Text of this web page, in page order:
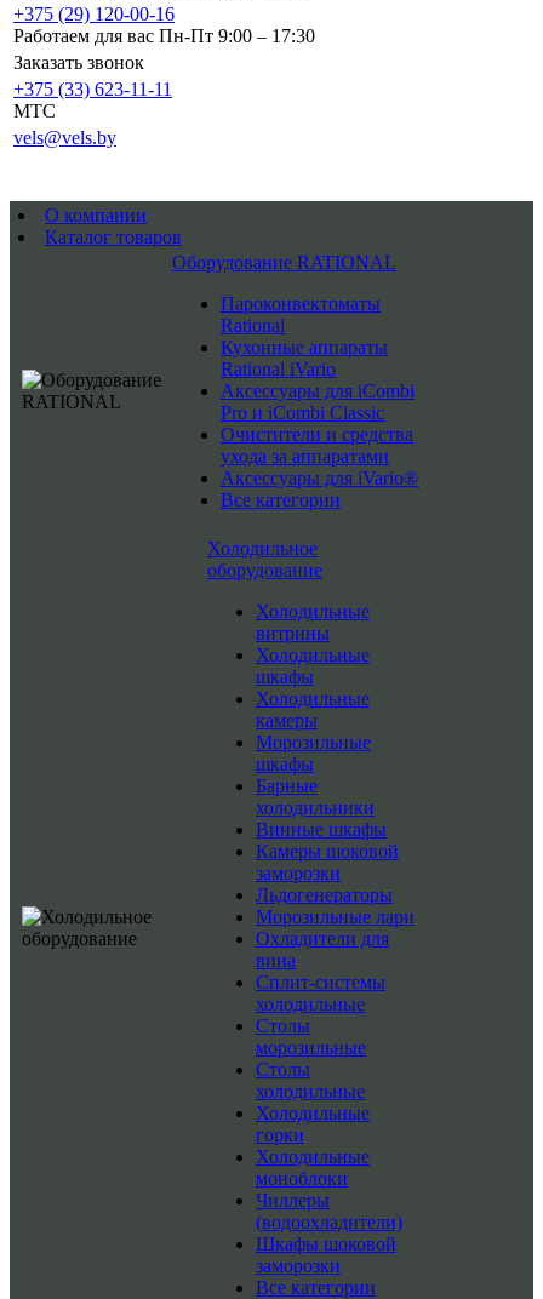
+375 (29) 120-00-16
Работаем для вас Пн-Пт 9:00 – 17:30
Заказать звонок
+375 (33) 623-11-11
MTC
vels@vels.by
О компании
Каталог товаров
Оборудование RATIONAL
Пароконвектоматы
Rational
Кухонные аппараты
Rational iVario
Аксессуары для iCombi
Pro и iCombi Classic
Очистители и средства
ухода за аппаратами
Аксессуары для iVario®
Все категории
Холодильное
оборудование
Холодильные
витрины
Холодильные
шкафы
Холодильные
камеры
Морозильные
шкафы
Барные
холодильники
Винные шкафы
Камеры шоковой
заморозки
Льдогенераторы
Морозильные лари
Охладители для
вина
Сплит-системы
холодильные
Столы
морозильные
Столы
холодильные
Холодильные
горки
Холодильные
моноблоки
Чиллеры
(водоохладители)
Шкафы шоковой
заморозки
Все категории